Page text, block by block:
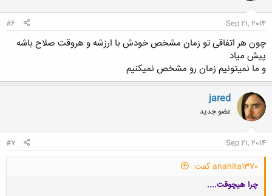
Sep 21, 2014
#6
چون هر اتفاقی تو زمان مشخص خودش با ارزشه و هروقت صلاح باشه
پیش میاد
و ما نمیتونیم زمان رو مشخص نمیکنیم
jared
عضو جدید
Sep 21, 2014
#7
anahita1370 گفت:
چرا هیچوقت....